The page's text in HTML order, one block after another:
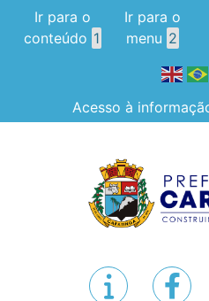
Ir para o
conteúdo 1
Ir para o
menu 2
Acesso à